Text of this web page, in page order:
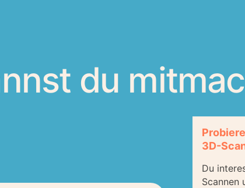
du
3D-
Du
Scannen